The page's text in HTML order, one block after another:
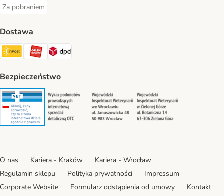
Za pobraniem
Za pobraniem Payment Method
Dostawa
Paczkomat® Shipping Method
ORLEN Paczka Shipping Method
DPD Shipping Method
Bezpieczeństwo
Security Security Security
O nas Kariera - Kraków
Kariera - Wrocław
Regulamin sklepu
Polityka prywatności
Impressum
Corporate Website
Formularz odstąpienia od umowy
Kontakt